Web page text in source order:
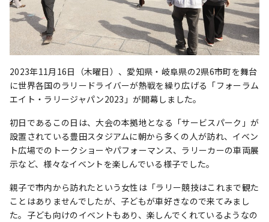
2023年11月16日（木曜日）、愛知県・岐阜県の2県6市町を舞台
に世界各国のラリードライバーが熱戦を繰り広げる「フォーラム
エイト・ラリージャパン2023」が開幕しました。
初日であるこの日は、大会の本拠地となる「サービスパーク」が
設置されている豊田スタジアムに朝から多くの人が訪れ、イベン
ト広場でのトークショーやパフォーマンス、ラリーカーの車両展
示など、様々なイベントを楽しんでいる様子でした。
親子で市内から訪れたという女性は「ラリー競技はこれまで観た
ことはありませんでしたが、子どもが車好きなので来てみまし
た。子ども向けのイベントもあり、楽しんでくれているようなの